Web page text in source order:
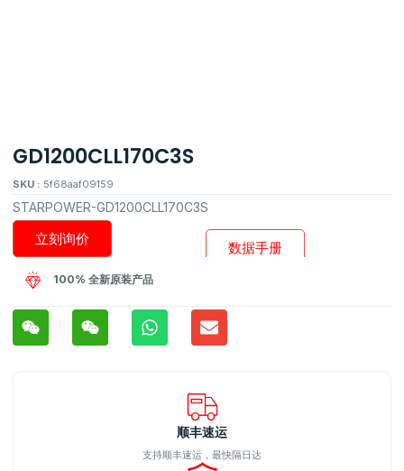
GD1200CLL170C3S
SKU : 5f68aaf09159
STARPOWER-GD1200CLL170C3S
数据手册
立刻询价
100% 全新原装产品
顺丰速运
支持顺丰速运，最快隔日达